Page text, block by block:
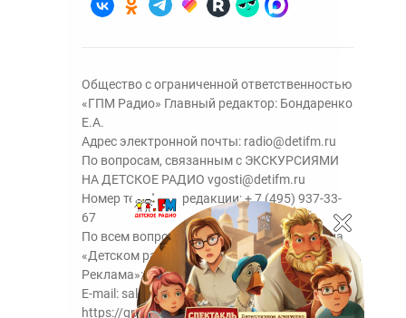
Общество с ограниченной ответственностью
«ГПМ Радио» Главный редактор: Бондаренко
Е.А.
Адрес электронной почты: radio@detifm.ru
По вопросам, связанным с ЭКСКУРСИЯМИ
НА ДЕТСКОЕ РАДИО vgosti@detifm.ru
Номер телефона редакции:+ 7 (495) 937-33-
67
По всем вопросам размещения рекламы на
«Детском радио» - сейлз-хаус «ГПМ
Реклама»:+7 (495) 921-40-41
E-mail: sales@gazprom-media.ru
https://gpmsaleshouse.ru/